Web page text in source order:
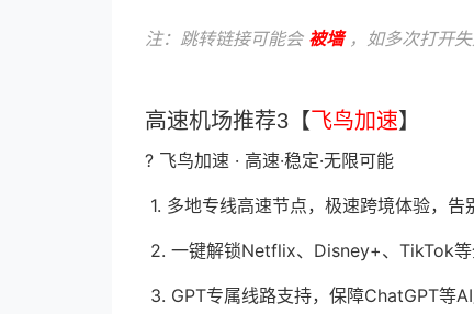
注：跳转链接可能会 被墙，如多次打开失
高速机场推荐3【 飞鸟加速】
? 飞鸟加速 · 高速·稳定·无限可能
1. 多地专线高速节点，极速跨境体验，告
2. 一键解锁Netflix、Disney+、TikTok等
3. GPT专属线路支持，保障ChatGPT等AI